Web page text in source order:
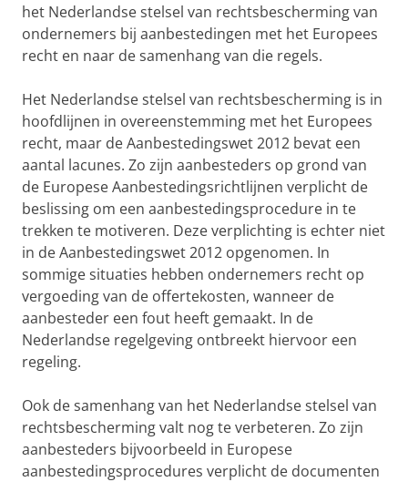
het Nederlandse stelsel van rechtsbescherming van
ondernemers bij aanbestedingen met het Europees
recht en naar de samenhang van die regels.
Het Nederlandse stelsel van rechtsbescherming is in
hoofdlijnen in overeenstemming met het Europees
recht, maar de Aanbestedingswet 2012 bevat een
aantal lacunes. Zo zijn aanbesteders op grond van
de Europese Aanbestedingsrichtlijnen verplicht de
beslissing om een aanbestedingsprocedure in te
trekken te motiveren. Deze verplichting is echter niet
in de Aanbestedingswet 2012 opgenomen. In
sommige situaties hebben ondernemers recht op
vergoeding van de offertekosten, wanneer de
aanbesteder een fout heeft gemaakt. In de
Nederlandse regelgeving ontbreekt hiervoor een
regeling.
Ook de samenhang van het Nederlandse stelsel van
rechtsbescherming valt nog te verbeteren. Zo zijn
aanbesteders bijvoorbeeld in Europese
aanbestedingsprocedures verplicht de documenten